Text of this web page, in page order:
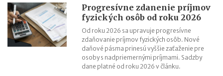
poisťovni?
Progresívne zdanenie príjmov
fyzických osôb od roku 2026
Od roku 2026 sa upravuje progresívne
zdaňovanie príjmov fyzických osôb. Nové
daňové pásma prinesú vyššie zaťaženie pre
osoby s nadpriemernými príjmami. Sadzby
dane platné od roku 2026 v článku.